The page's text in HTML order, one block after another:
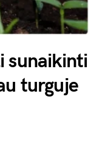
sunaikinti
turguje